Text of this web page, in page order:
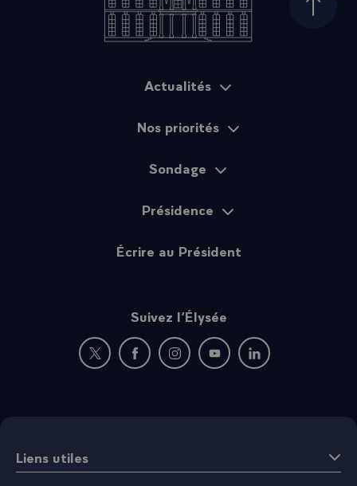
Haut
Actualités
Nos priorités
Sondage
Présidence
Écrire au Président
Suivez l’Élysée
Nouvelle fenêtre : rejoignez-nous sur Twitter
Nouvelle fenêtre : rejoignez-nous sur
Nouvelle fenêtre : rejoignez-nous
Nouvelle fenêtre :
Nouvelle fenêtre :
Liens utiles